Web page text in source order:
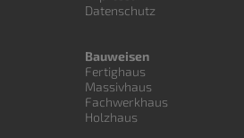
Datenschutz
Bauweisen
Fertighaus
Massivhaus
Fachwerkhaus
Holzhaus